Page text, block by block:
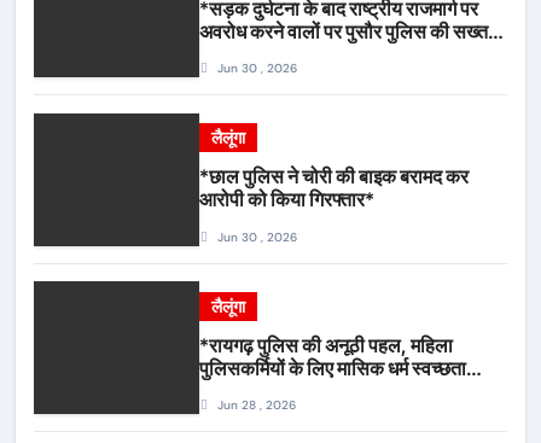
*सड़क दुर्घटना के बाद राष्ट्रीय राजमार्ग पर
अवरोध करने वालों पर पुसौर पुलिस की सख्त
Jun 30 , 2026
लैलूंगा
*छाल पुलिस ने चोरी की बाइक बरामद कर
आरोपी को किया गिरफ्तार*
Jun 30 , 2026
लैलूंगा
*रायगढ़ पुलिस की अनूठी पहल, महिला
पुलिसकर्मियों के लिए मासिक धर्म स्वच्छता
Jun 28 , 2026